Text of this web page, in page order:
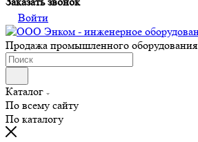
Войти
Продажа промышленного оборудования
Каталог
По всему сайту
По каталогу